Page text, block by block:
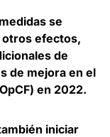
se
efectos,
de
de mejora en el
en 2022.
iniciar